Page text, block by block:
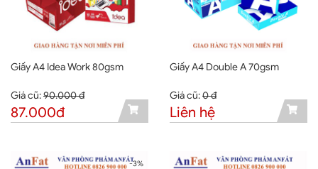
Giấy A4 Idea Work 80gsm
Giá cũ:90.000 đ
87.000đ
Giấy A4 Double A 70gsm
Giá cũ:0 đ
Liên hệ
-3%